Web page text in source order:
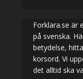
Forklara.se är
på svenska.
betydelse,
korsord. Vi
det alltid ska